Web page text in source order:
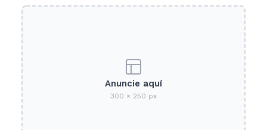
Anuncie aquí
300 × 250 px